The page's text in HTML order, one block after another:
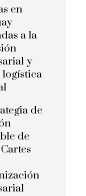
en
a la
y
de
de